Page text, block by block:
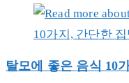
탈모에 좋은 음식 10